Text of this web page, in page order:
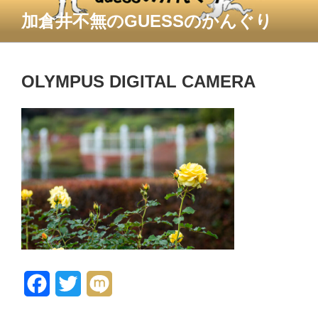
テ
加倉井不無のGUESSのかんぐり
OLYMPUS DIGITAL CAMERA